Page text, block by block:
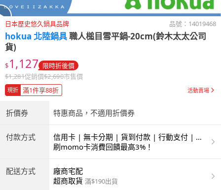
日本歷史悠久鍋具品牌 品號： 14019468
hokua 北陸鍋具職人槌目雪平鍋-20cm(鈴木太太公司
貨)
$1,127 限時折後價
$1,281促銷價$2,690市售價
現折 滿1件享88折 活動賣場
折價券 特惠商品，不適用折價券
付款方式
信用卡 | 無卡分期 | 貨到付款 | 行動支付 | 超
商付款 | ATM | 銀聯卡 | 銀行帳戶付款
刷momo卡消費回饋最高3%！
配送方式
廠商宅配
超商取貨 滿$190出貨